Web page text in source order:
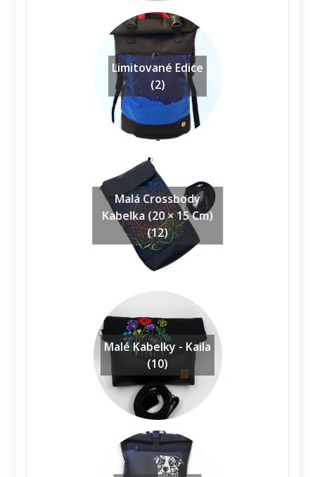
Limitované Edice
(2)
Malá Crossbody
Kabelka (20 × 15 Cm)
(12)
Malé Kabelky - Kaila
(10)